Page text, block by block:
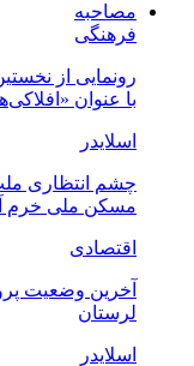
مصاحبه
فرهنگی
رونمایی از
با عنوان
اسلایدر
مسکن ملی خرم
اقتصادی
آخرین وضعیت
لرستان
اسلایدر